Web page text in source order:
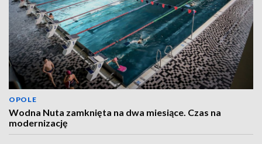
OPOLE
Wodna Nuta zamknięta na dwa miesiące. Czas na
modernizację